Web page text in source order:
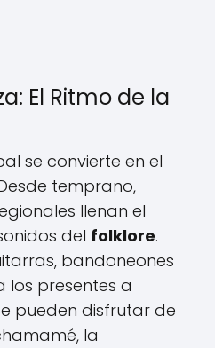
El Ritmo de la
se convierte en el
temprano,
llenan el
del folklore.
bandoneones
los presentes a
pueden disfrutar de
la